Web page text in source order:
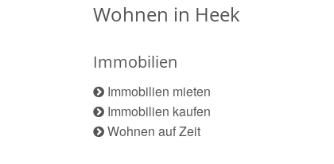
Wohnen in Heek
Immobilien
Immobilien mieten
Immobilien kaufen
Wohnen auf Zeit